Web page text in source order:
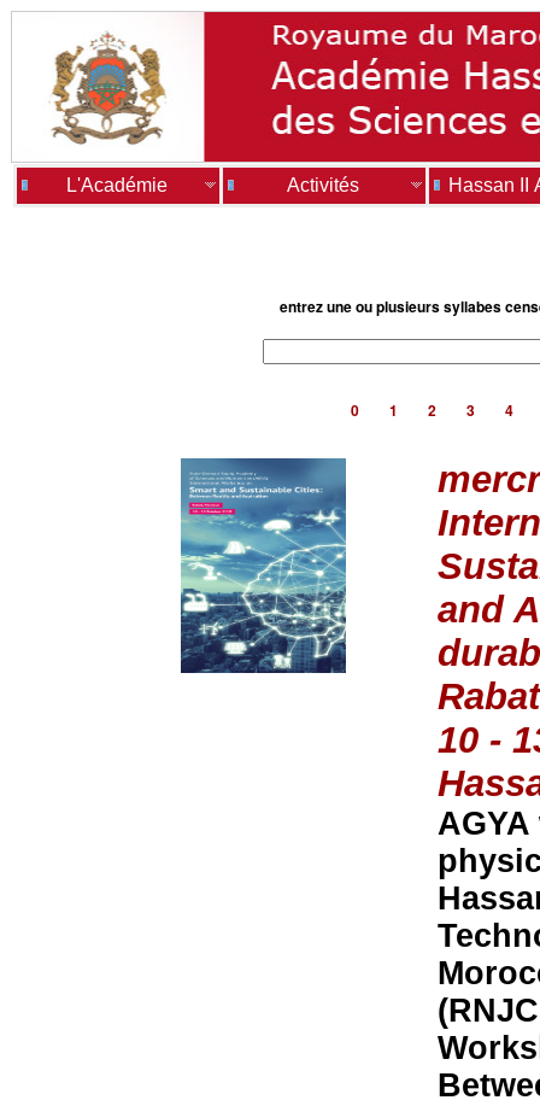
L'Académie Activités Hassan II
entrez une ou plusieurs syllabes
0 1 2 3 4
and
10 -